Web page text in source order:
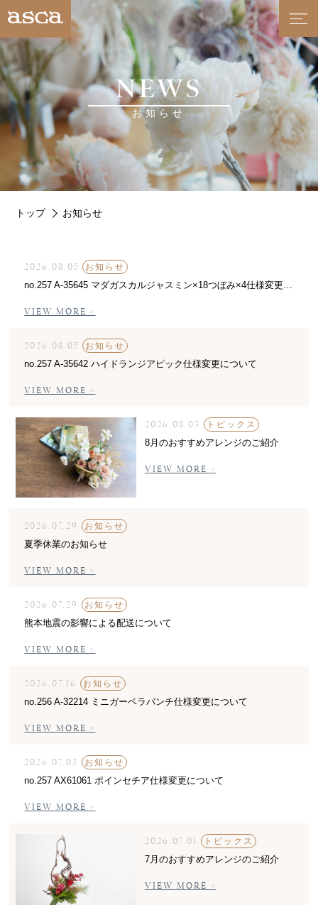
NEWS
お知らせ
トップ お知らせ
2026.08.05 お知らせ
no.257 A-35645 マダガスカルジャスミン×18つぼみ×4仕様変更について
VIEW MORE >
2026.08.05 お知らせ
no.257 A-35642 ハイドランジアピック仕様変更について
VIEW MORE >
2026.08.03 トピックス
8月のおすすめアレンジのご紹介
VIEW MORE >
2026.07.29 お知らせ
夏季休業のお知らせ
VIEW MORE >
2026.07.29 お知らせ
熊本地震の影響による配送について
VIEW MORE >
2026.07.16 お知らせ
no.256 A-32214 ミニガーベラバンチ仕様変更について
VIEW MORE >
2026.07.03 お知らせ
no.257 AX61061 ポインセチア仕様変更について
VIEW MORE >
2026.07.01 トピックス
7月のおすすめアレンジのご紹介
VIEW MORE >